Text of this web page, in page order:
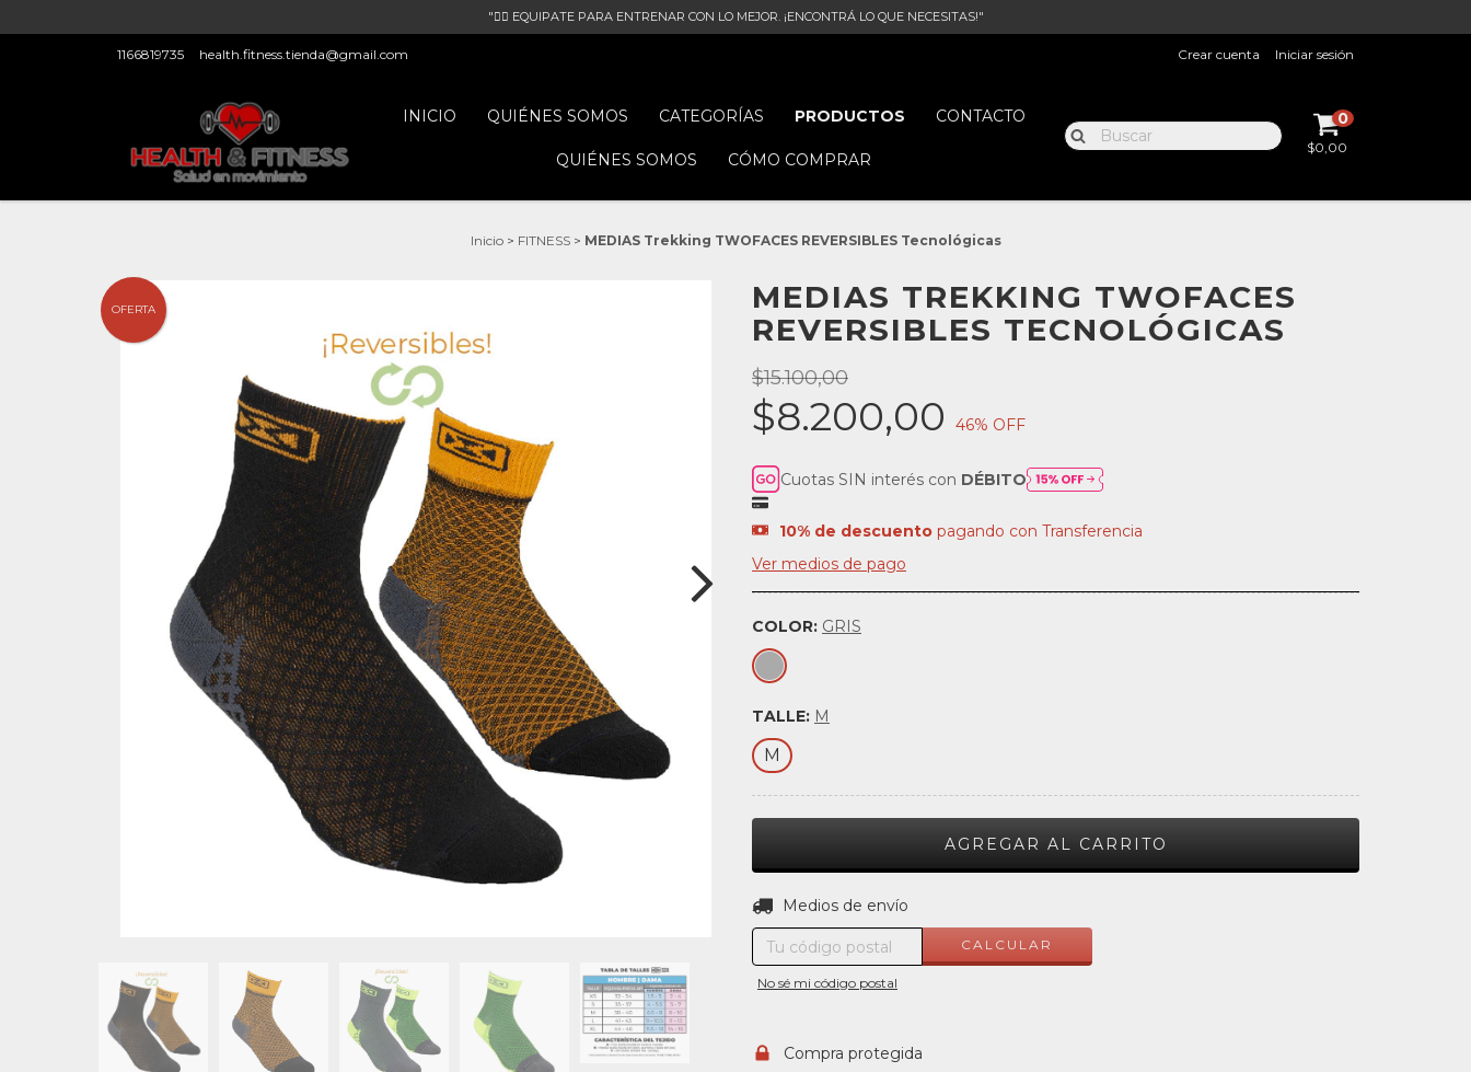
"🏋‍♀ EQUIPATE PARA ENTRENAR CON LO MEJOR. ¡ENCONTRÁ LO QUE NECESITAS!"
1166819735 health.fitness.tienda@gmail.com Crear cuenta Iniciar sesión
INICIO QUIÉNES SOMOS CATEGORÍAS PRODUCTOS CONTACTO
QUIÉNES SOMOS CÓMO COMPRAR
0
$0,00
Inicio > FITNESS > MEDIAS Trekking TWOFACES REVERSIBLES Tecnológicas
OFERTA
MEDIAS TREKKING TWOFACES
REVERSIBLES TECNOLÓGICAS
$15.100,00
$8.200,00 46% OFF
Cuotas SIN interés con DÉBITO
10% de descuento pagando con Transferencia
Ver medios de pago
COLOR: GRIS
TALLE: M
M
Entregas para el CP:
Medios de envío
CALCULAR
No sé mi código postal
Compra protegida